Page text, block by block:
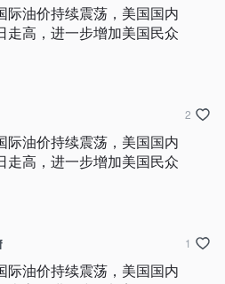
际油价持续震荡，美国国内
走高，进一步增加美国民众
际油价持续震荡，美国国内
走高，进一步增加美国民众
2
际油价持续震荡，美国国内
1